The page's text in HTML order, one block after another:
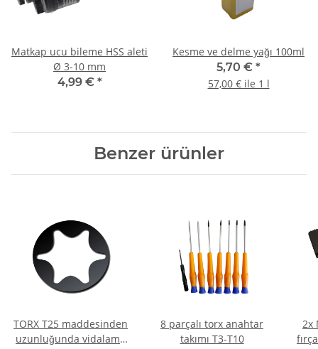
Matkap ucu bileme HSS aleti
Ø 3-10 mm
4,99 € *
Kesme ve delme yağı 100ml
5,70 € *
57,00 € ile 1 l
Benzer ürünler
TORX T25 maddesinden
uzunluğunda vidalama
8 parçalı torx anahtar
takımı T3-T10
2x